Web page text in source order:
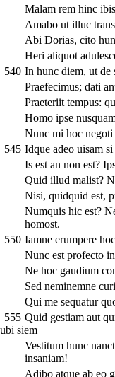
Malam rem hinc
Amabo ut illuc
Abi Dorias, cito
Heri aliquot
540 In hunc diem, ut de
Praefecimus; dati
Praeteriit tempus:
Homo ipse
Nunc mi hoc negoti
545 Idque adeo uisam
Is est an non est?
Quid illud malist?
Nisi, quidquid est,
Numquis hic est?
homost.
550 Iamne erumpere
Nunc est profecto
Ne hoc gaudium
Sed neminemne
Qui me sequatur
555 Quid gestiam aut
ubi siem
Vestitum hunc
insaniam!
Adibo atque ab eo